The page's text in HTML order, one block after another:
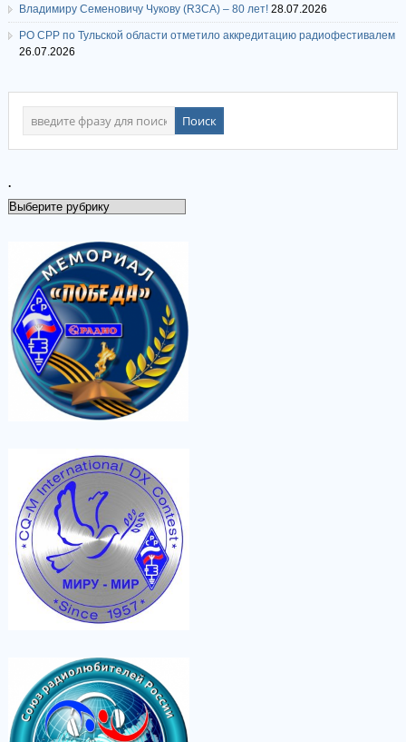
Владимиру Семеновичу Чукову (R3CA) – 80 лет! 28.07.2026
РО СРР по Тульской области отметило аккредитацию радиофестивалем
26.07.2026
.